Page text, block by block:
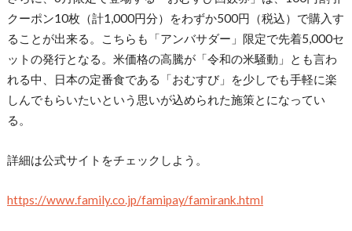
クーポン10枚（計1,000円分）をわずか500円（税込）で購入す
ることが出来る。こちらも「アンバサダー」限定で先着5,000セ
ットの発行となる。米価格の高騰が「令和の米騒動」とも言わ
れる中、日本の定番食である「おむすび」を少しでも手軽に楽
しんでもらいたいという思いが込められた施策とになってい
る。
詳細は公式サイトをチェックしよう。
https://www.family.co.jp/famipay/famirank.html